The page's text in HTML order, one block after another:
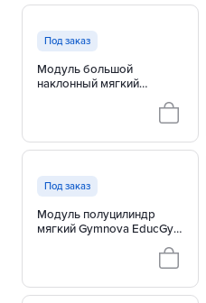
Под заказ
Модуль большой
наклонный мягкий
Gymnova EducGym 0269
Под заказ
Модуль полуцилиндр
мягкий Gymnova EducGym